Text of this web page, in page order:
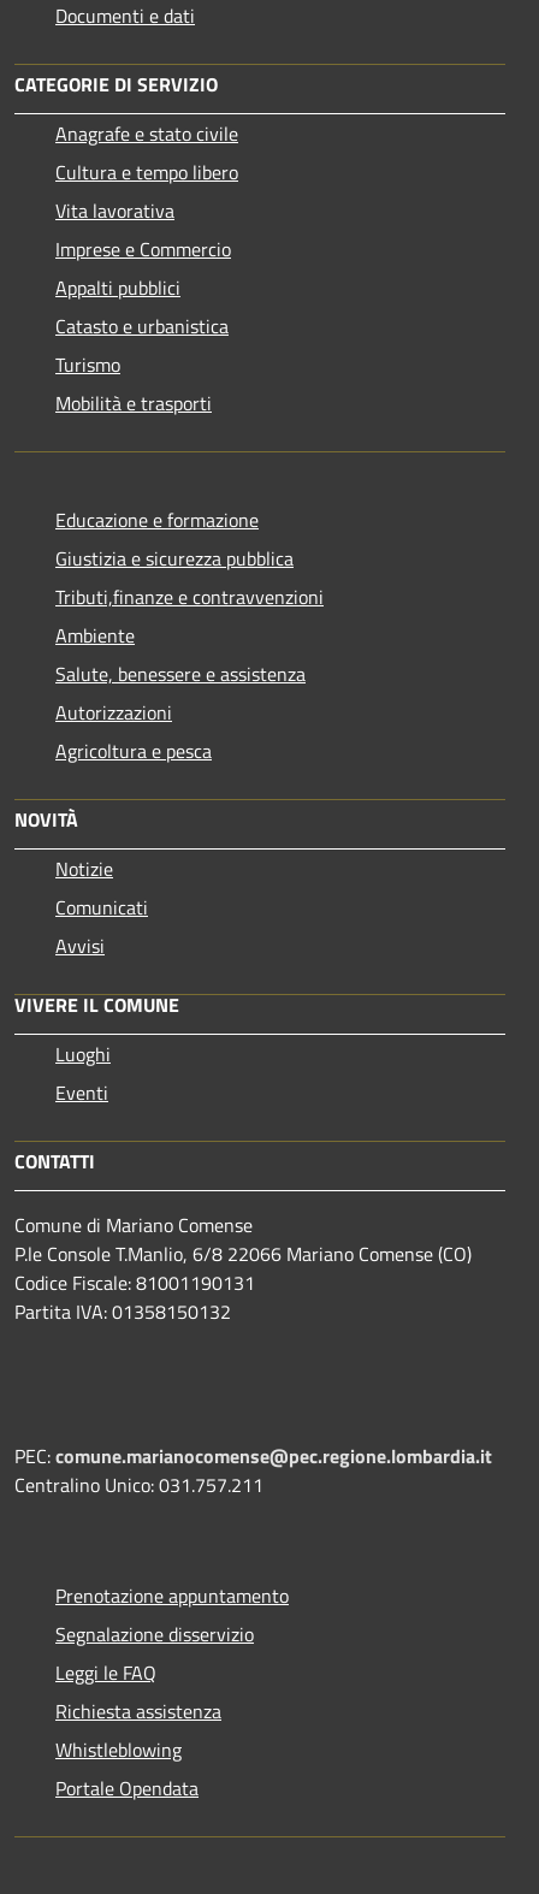
Documenti e dati
CATEGORIE DI SERVIZIO
Anagrafe e stato civile
Cultura e tempo libero
Vita lavorativa
Imprese e Commercio
Appalti pubblici
Catasto e urbanistica
Turismo
Mobilità e trasporti
Educazione e formazione
Giustizia e sicurezza pubblica
Tributi,finanze e contravvenzioni
Ambiente
Salute, benessere e assistenza
Autorizzazioni
Agricoltura e pesca
NOVITÀ
Notizie
Comunicati
Avvisi
VIVERE IL COMUNE
Luoghi
Eventi
CONTATTI
Comune di Mariano Comense
P.le Console T.Manlio, 6/8 22066 Mariano Comense (CO)
Codice Fiscale: 81001190131
Partita IVA: 01358150132
PEC:comune.marianocomense@pec.regione.lombardia.it
Centralino Unico: 031.757.211
Prenotazione appuntamento
Segnalazione disservizio
Leggi le FAQ
Richiesta assistenza
Whistleblowing
Portale Opendata